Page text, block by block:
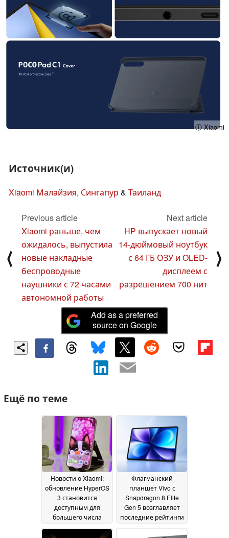
ⓘ Xiaomi
Источник(и)
Xiaomi Малайзия, Сингапур & Таиланд
⟨
Previous article
Xiaomi раньше, чем
ожидалось, выпустила
новые накладные
беспроводные
наушники с 72 часами
автономной работы
Next article
HP выпускает новый
14-дюймовый ноутбук
с 64 ГБ ОЗУ и OLED-
дисплеем с
разрешением 700 нит
⟩
Add as a preferred
source on Google
Ещё по теме
Новости о Xiaomi:
обновление HyperOS
3 становится
доступным для
большего числа
15 July
Флагманский
планшет Vivo с
Snapdragon 8 Elite
Gen 5 возглавляет
последние рейтинги